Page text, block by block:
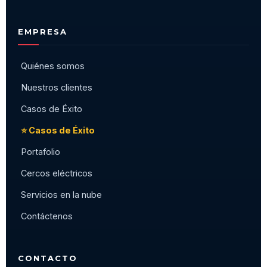
EMPRESA
Quiénes somos
Nuestros clientes
Casos de Éxito
⭐ Casos de Éxito
Portafolio
Cercos eléctricos
Servicios en la nube
Contáctenos
CONTACTO